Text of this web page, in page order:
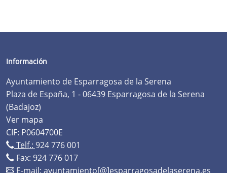
Información
Ayuntamiento de Esparragosa de la Serena
Plaza de España, 1 - 06439 Esparragosa de la Serena
(Badajoz)
Ver mapa
CIF: P0604700E
Telf.: 924 776 001
Fax: 924 776 017
E-mail: ayuntamiento[@]esparragosadelaserena.es